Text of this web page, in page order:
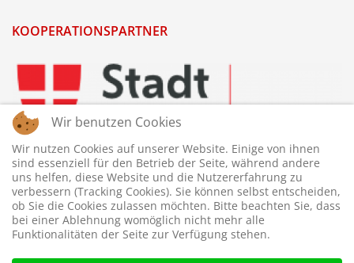
KOOPERATIONSPARTNER
Wir benutzen Cookies
Wir nutzen Cookies auf unserer Website. Einige von ihnen
sind essenziell für den Betrieb der Seite, während andere
uns helfen, diese Website und die Nutzererfahrung zu
verbessern (Tracking Cookies). Sie können selbst entscheiden,
ob Sie die Cookies zulassen möchten. Bitte beachten Sie, dass
bei einer Ablehnung womöglich nicht mehr alle
Funktionalitäten der Seite zur Verfügung stehen.